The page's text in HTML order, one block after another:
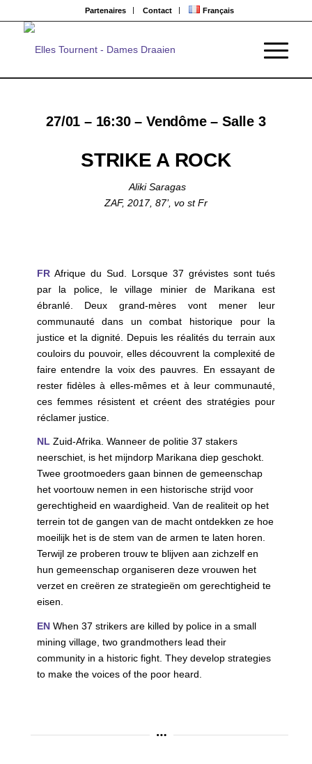
Partenaires Contact Français
27/01 – 16:30 – Vendôme – Salle 3
STRIKE A ROCK
Aliki Saragas
ZAF, 2017, 87’, vo st Fr
FRAfrique du Sud. Lorsque 37 grévistes sont tués
par la police, le village minier de Marikana est
ébranlé. Deux grand-mères vont mener leur
communauté dans un combat historique pour la
justice et la dignité. Depuis les réalités du terrain aux
couloirs du pouvoir, elles découvrent la complexité de
faire entendre la voix des pauvres. En essayant de
rester fidèles à elles-mêmes et à leur communauté,
ces femmes résistent et créent des stratégies pour
réclamer justice.
NLZuid-Afrika. Wanneer de politie 37 stakers
neerschiet, is het mijndorp Marikana diep geschokt.
Twee grootmoeders gaan binnen de gemeenschap
het voortouw nemen in een historische strijd voor
gerechtigheid en waardigheid. Van de realiteit op het
terrein tot de gangen van de macht ontdekken ze hoe
moeilijk het is de stem van de armen te laten horen.
Terwijl ze proberen trouw te blijven aan zichzelf en
hun gemeenschap organiseren deze vrouwen het
verzet en creëren ze strategieën om gerechtigheid te
eisen.
ENWhen 37 strikers are killed by police in a small
mining village, two grandmothers lead their
community in a historic fight. They develop strategies
to make the voices of the poor heard.